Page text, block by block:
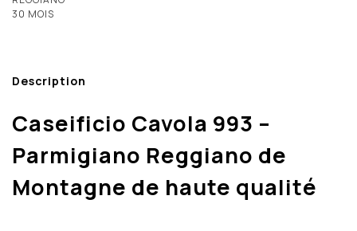
Description
Caseificio Cavola 993 –
Parmigiano Reggiano de
Montagne de haute qualité